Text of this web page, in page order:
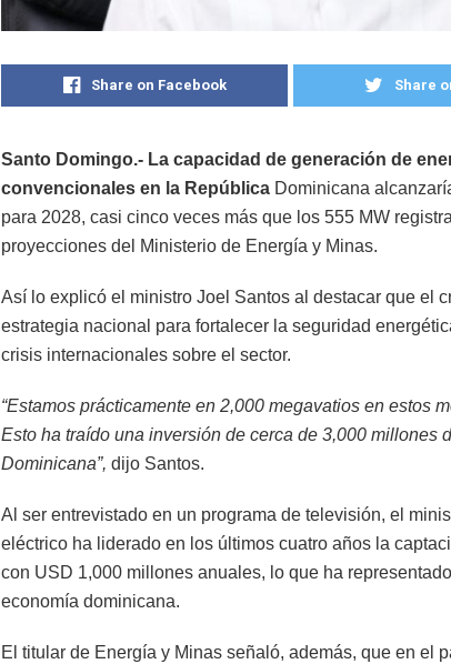
Share on Facebook Share
Santo Domingo.- La capacidad de generación de
convencionales en la República Dominicana
para 2028, casi cinco veces más que los 555 MW
proyecciones del Ministerio de Energía y Minas.
Así lo explicó el ministro Joel Santos al destacar que el
estrategia nacional para fortalecer la seguridad
crisis internacionales sobre el sector.
“Estamos prácticamente en 2,000 megavatios en estos
Esto ha traído una inversión de cerca de 3,000 millones
Dominicana”, dijo Santos.
Al ser entrevistado en un programa de televisión, el
eléctrico ha liderado en los últimos cuatro años la
con USD 1,000 millones anuales, lo que ha
economía dominicana.
El titular de Energía y Minas señaló, además, que en el